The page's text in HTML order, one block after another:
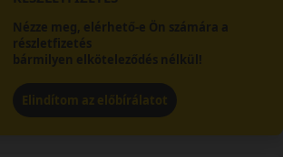
Nézze meg, elérhető-e Ön számára a
részletfizetés
bármilyen elköteleződés nélkül!
Elindítom az előbírálatot